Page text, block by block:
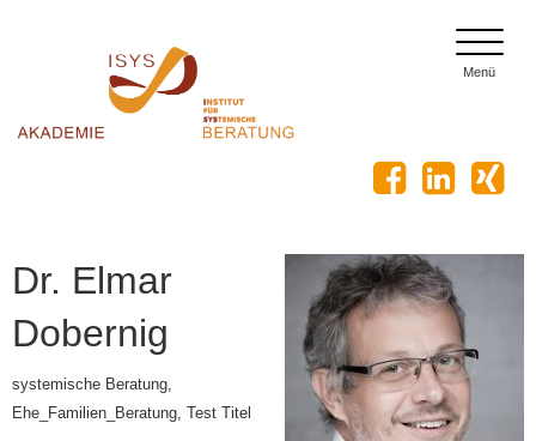
toggle
menu
Menü
Dr. Elmar
Dobernig
systemische Beratung,
Ehe_Familien_Beratung, Test Titel